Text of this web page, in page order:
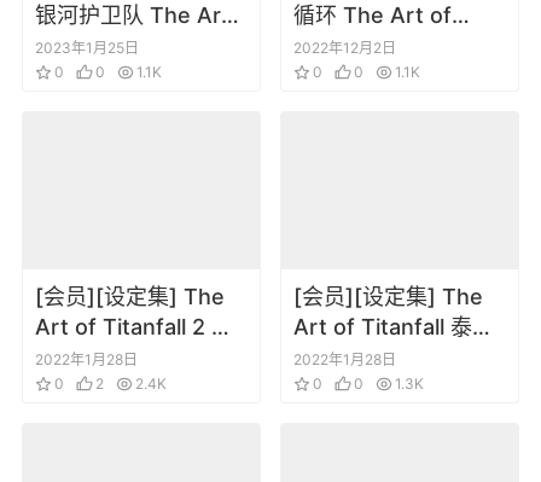
银河护卫队 The Art
of Guardians of the
Galaxy
2023年1月25日
0
0 1.1K
循环 The Art of
Deathloop
2022年12月2日
0
0 1.1K
[会员][设定集] The
Art of Titanfall 2 泰
坦陨落2
2022年1月28日
0
2 2.4K
[会员][设定集] The
Art of Titanfall 泰坦
陨落
2022年1月28日
0
0 1.3K